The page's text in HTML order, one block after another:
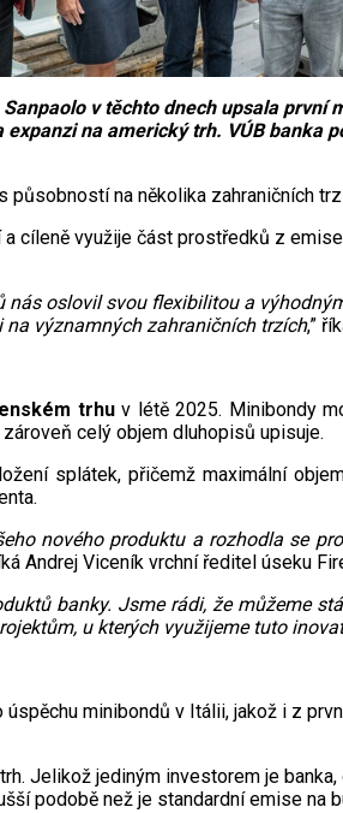
v těchto dnech upsala
na americký trh. VÚB
na několika zahraničních
cíleně využije část prostředků z
oslovil svou flexibilitou a
významných zahraničních trzích,”
trhuv létě 2025. Minibondy
celý objem dluhopisů upisuje.
splátek, přičemž maximální
nového produktu a rozhodla se
Andrej Viceník vrchní ředitel úseku
banky. Jsme rádi, že můžeme
u kterých využijeme tuto
minibondů v Itálii, jakož i z
Jelikož jediným investorem je
podobě než je standardní emise na